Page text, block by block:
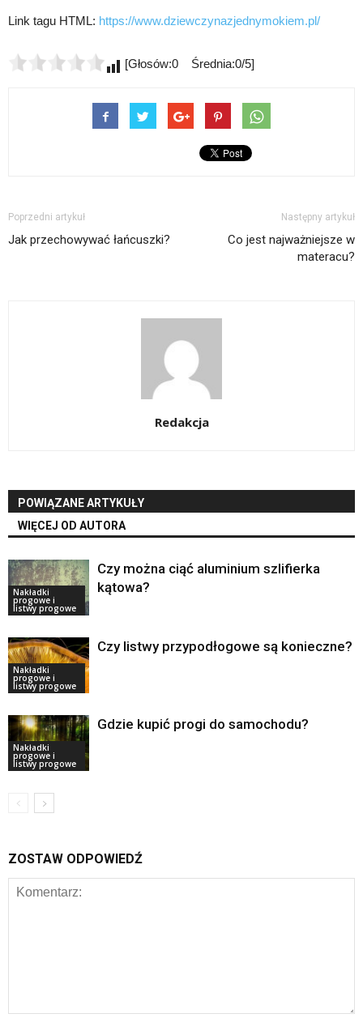
Link tagu HTML: https://www.dziewczynazjednymokiem.pl/
[Głosów:0 Średnia:0/5]
Poprzedni artykuł
Jak przechowywać łańcuszki?
Następny artykuł
Co jest najważniejsze w
materacu?
Redakcja
POWIĄZANE ARTYKUŁY
WIĘCEJ OD AUTORA
Nakładki
progowe i
listwy progowe
Czy można ciąć aluminium szlifierka
kątowa?
Nakładki
progowe i
listwy progowe
Czy listwy przypodłogowe są konieczne?
Nakładki
progowe i
listwy progowe
Gdzie kupić progi do samochodu?
ZOSTAW ODPOWIEDŹ